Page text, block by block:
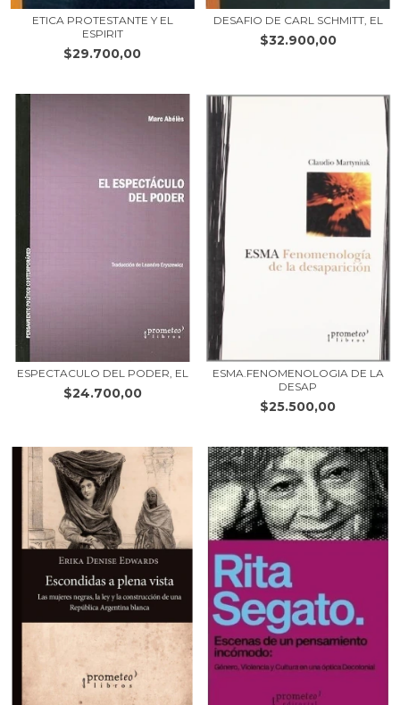
ETICA PROTESTANTE Y EL
ESPIRIT
$29.700,00
DESAFIO DE CARL SCHMITT, EL
$32.900,00
ESPECTACULO DEL PODER, EL
$24.700,00
ESMA.FENOMENOLOGIA DE LA
DESAP
$25.500,00